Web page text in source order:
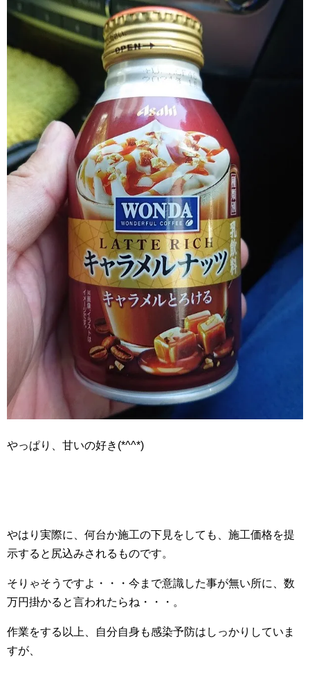
やっぱり、甘いの好き(*^^*)
やはり実際に、何台か施工の下見をしても、施工価格を提
示すると尻込みされるものです。
そりゃそうですよ・・・今まで意識した事が無い所に、数
万円掛かると言われたらね・・・。
作業をする以上、自分自身も感染予防はしっかりしていま
すが、